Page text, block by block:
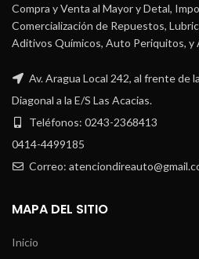
Compra y Venta al Mayor y Detal,
Comercialización de Repuestos,
Aditivos Químicos, Auto Periquitos, y
Av. Aragua Local 242, al frente de
Diagonal a la E/S Las Acacias.
Teléfonos: 0243-2368413
0414-4499185
Correo:
MAPA DEL SITIO
Inicio